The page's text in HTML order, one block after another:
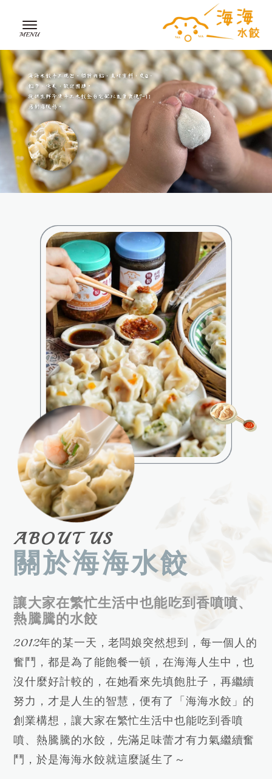
水餃推薦
台中水餃推薦
ABOUT US
關於海海水餃
讓大家在繁忙生活中也能吃到香噴噴、
熱騰騰的水餃
2012年的某一天，老闆娘突然想到，每一個人的
奮鬥，都是為了能飽餐一頓，在海海人生中，也
沒什麼好計較的，在她看來先填飽肚子，再繼續
努力，才是人生的智慧，便有了「海海水餃」的
創業構想，讓大家在繁忙生活中也能吃到香噴
噴、熱騰騰的水餃，先滿足味蕾才有力氣繼續奮
鬥，於是海海水餃就這麼誕生了～